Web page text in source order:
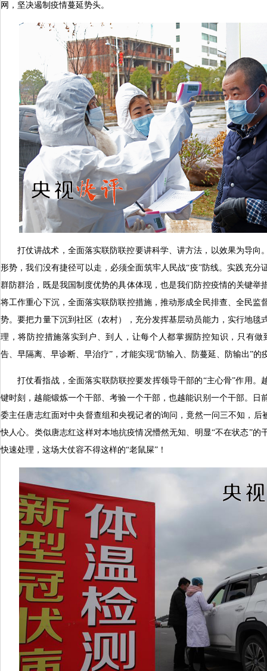
网，坚决遏制疫情蔓延势头。
打仗讲战术，全面落实联防联控要讲科学、讲方法，以效果为导向
形势，我们没有捷径可以走，必须全面筑牢人民战“疫”防线。实践充分
群防群治，既是我国制度优势的具体体现，也是我们防控疫情的关键举
将工作重心下沉，全面落实联防联控措施，推动形成全民排查、全民监
势。要把力量下沉到社区（农村），充分发挥基层动员能力，实行地毯
理，将防控措施落实到户、到人，让每个人都掌握防控知识，只有做
告、早隔离、早诊断、早治疗”，才能实现“防输入、防蔓延、防输出”的
打仗看指战，全面落实联防联控要发挥领导干部的“主心骨”作用。
键时刻，越能锻炼一个干部、考验一个干部，也越能识别一个干部。日
委主任唐志红面对中央督查组和央视记者的询问，竟然一问三不知，后
快人心。类似唐志红这样对本地抗疫情况懵然无知、明显“不在状态”的
快速处理，这场大仗容不得这样的“老鼠屎”！